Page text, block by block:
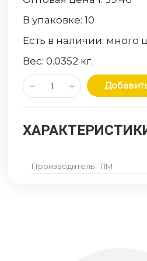
В упаковке:10
Есть в наличии: много
Вес:0.0352 кг.
Производитель TIM